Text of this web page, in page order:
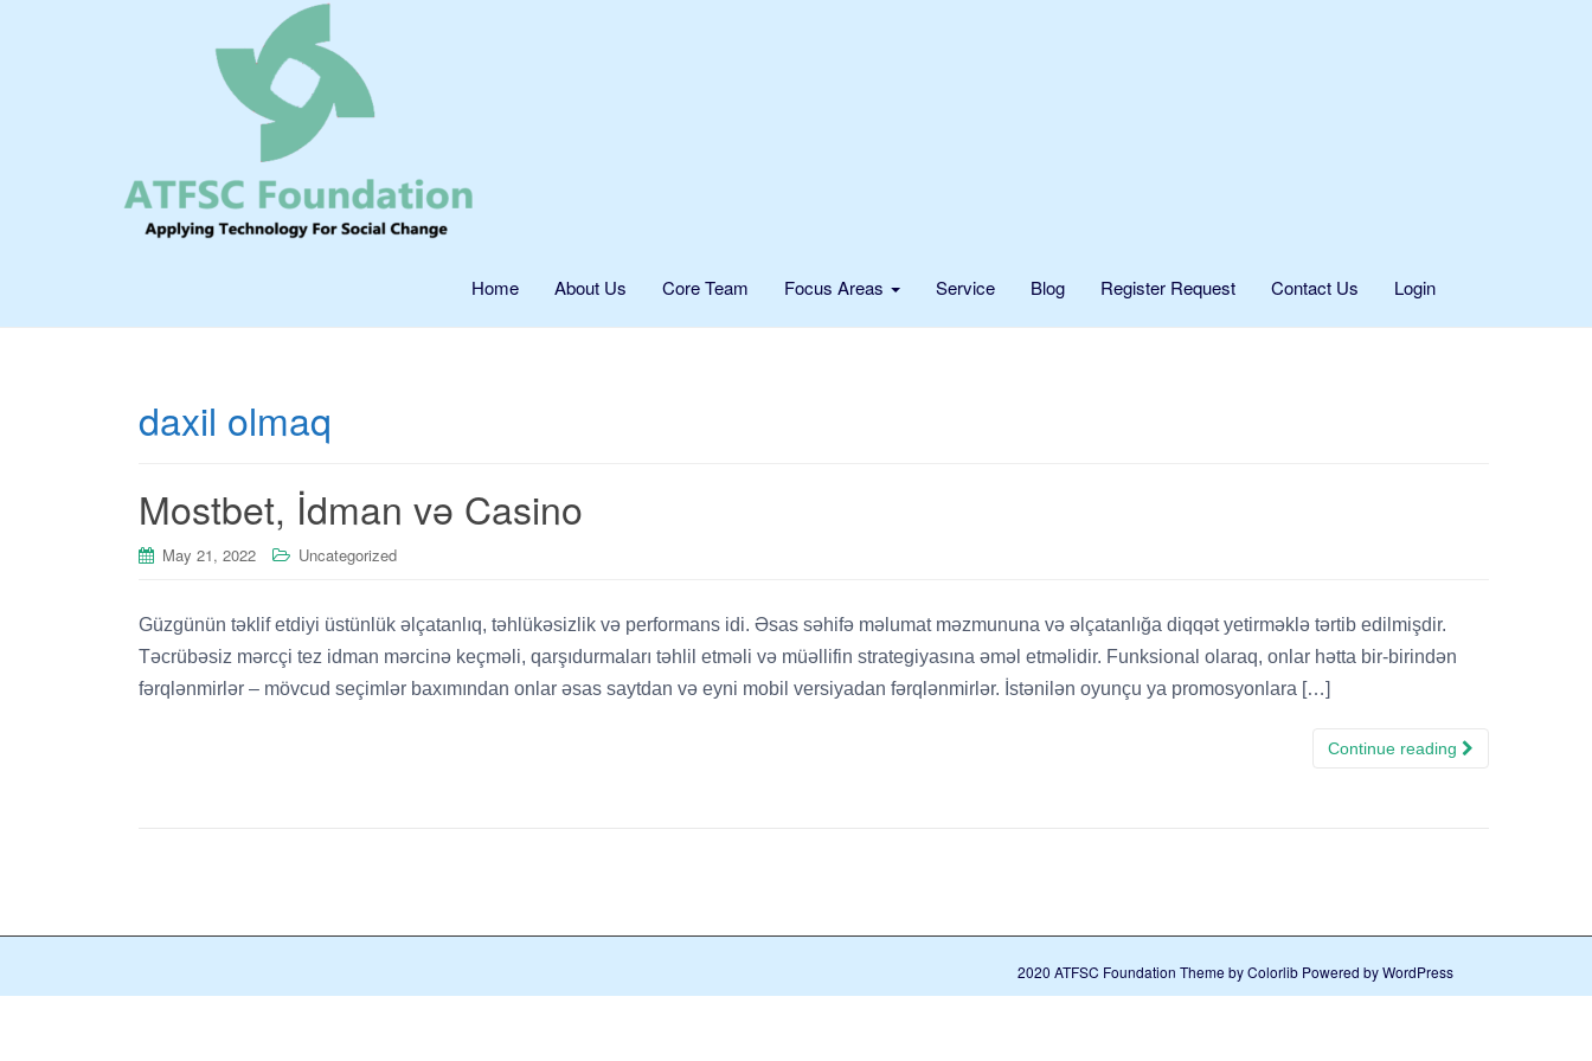
Home About Us Core Team Focus Areas Service Blog Register Request Contact Us Login
daxil olmaq
Mostbet, İdman və Casino
May 21, 2022 Uncategorized
Güzgünün təklif etdiyi üstünlük əlçatanlıq, təhlükəsizlik və performans idi. Əsas səhifə məlumat məzmununa və əlçatanlığa diqqət yetirməklə tərtib edilmişdir.
Təcrübəsiz mərcçi tez idman mərcinə keçməli, qarşıdurmaları təhlil etməli və müəllifin strategiyasına əməl etməlidir. Funksional olaraq, onlar hətta bir-birindən
fərqlənmirlər – mövcud seçimlər baxımından onlar əsas saytdan və eyni mobil versiyadan fərqlənmirlər. İstənilən oyunçu ya promosyonlara […]
Continue reading
2020 ATFSC Foundation Theme byColorlib Powered byWordPress